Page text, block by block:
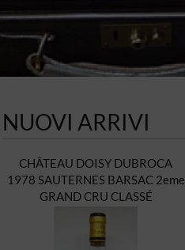
NUOVI ARRIVI
CHÂTEAU DOISY DUBROCA
1978 SAUTERNES BARSAC 2eme
GRAND CRU CLASSÉ